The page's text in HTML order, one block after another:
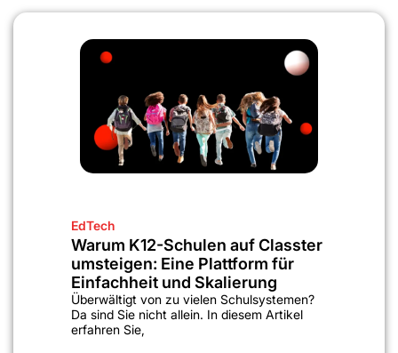
EdTech
Warum K12-Schulen auf Classter
umsteigen: Eine Plattform für
Einfachheit und Skalierung
Überwältigt von zu vielen Schulsystemen?
Da sind Sie nicht allein. In diesem Artikel
erfahren Sie,